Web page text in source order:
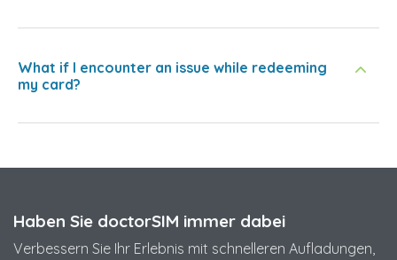
What if I encounter an issue while redeeming
my card?
Haben Sie doctorSIM immer dabei
Verbessern Sie Ihr Erlebnis mit schnelleren Aufladungen,